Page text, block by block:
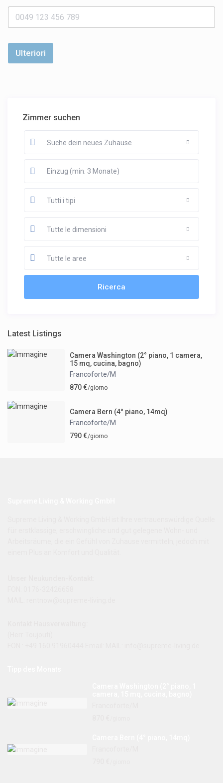
Ulteriori
Zimmer suchen
Suche dein neues Zuhause
Tutti i tipi
Tutte le dimensioni
Tutte le aree
Latest Listings
Camera Washington (2° piano, 1 camera,
15 mq, cucina, bagno)
Francoforte/M
870 €/giorno
Camera Bern (4° piano, 14mq)
Francoforte/M
790 €/giorno